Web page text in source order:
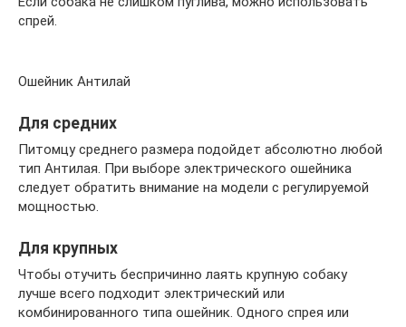
спрей.
Ошейник Антилай
Для средних
Питомцу среднего размера подойдет абсолютно любой
тип Антилая. При выборе электрического ошейника
следует обратить внимание на модели с регулируемой
мощностью.
Для крупных
Чтобы отучить беспричинно лаять крупную собаку
лучше всего подходит электрический или
комбинированного типа ошейник. Одного спрея или